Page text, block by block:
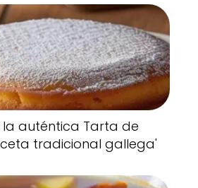
auténtica Tarta de
tradicional gallega'